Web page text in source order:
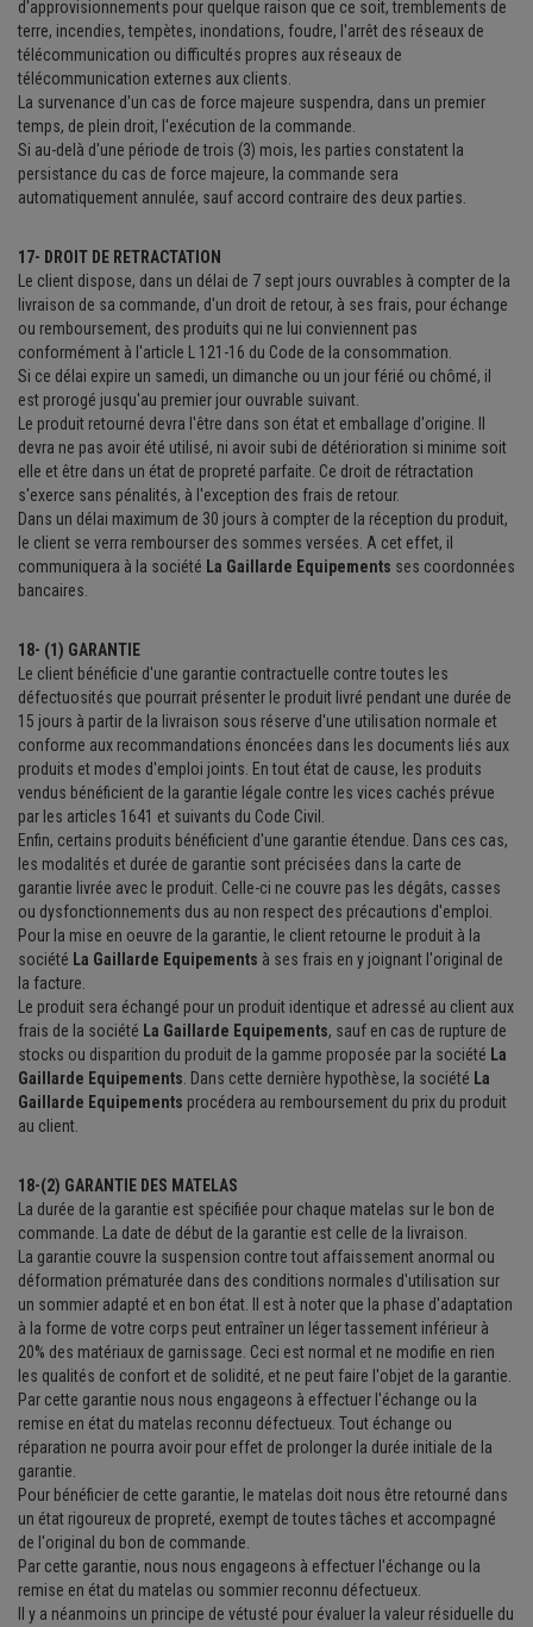
d'approvisionnements pour quelque raison que ce soit, tremblements de
terre, incendies, tempètes, inondations, foudre, l'arrêt des réseaux de
télécommunication ou difficultés propres aux réseaux de
télécommunication externes aux clients.
La survenance d'un cas de force majeure suspendra, dans un premier
temps, de plein droit, l'exécution de la commande.
Si au-delà d'une période de trois (3) mois, les parties constatent la
persistance du cas de force majeure, la commande sera
automatiquement annulée, sauf accord contraire des deux parties.
17- DROIT DE RETRACTATION
Le client dispose, dans un délai de 7 sept jours ouvrables à compter de la
livraison de sa commande, d'un droit de retour, à ses frais, pour échange
ou remboursement, des produits qui ne lui conviennent pas
conformément à l'article L 121-16 du Code de la consommation.
Si ce délai expire un samedi, un dimanche ou un jour férié ou chômé, il
est prorogé jusqu'au premier jour ouvrable suivant.
Le produit retourné devra l'être dans son état et emballage d'origine. Il
devra ne pas avoir été utilisé, ni avoir subi de détérioration si minime soit
elle et être dans un état de propreté parfaite. Ce droit de rétractation
s'exerce sans pénalités, à l'exception des frais de retour.
Dans un délai maximum de 30 jours à compter de la réception du produit,
le client se verra rembourser des sommes versées. A cet effet, il
communiquera à la société La Gaillarde Equipements ses coordonnées
bancaires.
18- (1) GARANTIE
Le client bénéficie d'une garantie contractuelle contre toutes les
défectuosités que pourrait présenter le produit livré pendant une durée de
15 jours à partir de la livraison sous réserve d'une utilisation normale et
conforme aux recommandations énoncées dans les documents liés aux
produits et modes d'emploi joints. En tout état de cause, les produits
vendus bénéficient de la garantie légale contre les vices cachés prévue
par les articles 1641 et suivants du Code Civil.
Enfin, certains produits bénéficient d'une garantie étendue. Dans ces cas,
les modalités et durée de garantie sont précisées dans la carte de
garantie livrée avec le produit. Celle-ci ne couvre pas les dégâts, casses
ou dysfonctionnements dus au non respect des précautions d'emploi.
Pour la mise en oeuvre de la garantie, le client retourne le produit à la
société La Gaillarde Equipements à ses frais en y joignant l'original de
la facture.
Le produit sera échangé pour un produit identique et adressé au client aux
frais de la société La Gaillarde Equipements, sauf en cas de rupture de
stocks ou disparition du produit de la gamme proposée par la société La
Gaillarde Equipements . Dans cette dernière hypothèse, la société La
Gaillarde Equipements procédera au remboursement du prix du produit
au client.
18-(2) GARANTIE DES MATELAS
La durée de la garantie est spécifiée pour chaque matelas sur le bon de
commande. La date de début de la garantie est celle de la livraison.
La garantie couvre la suspension contre tout affaissement anormal ou
déformation prématurée dans des conditions normales d'utilisation sur
un sommier adapté et en bon état. Il est à noter que la phase d'adaptation
à la forme de votre corps peut entraîner un léger tassement inférieur à
20% des matériaux de garnissage. Ceci est normal et ne modifie en rien
les qualités de confort et de solidité, et ne peut faire l'objet de la garantie.
Par cette garantie nous nous engageons à effectuer l'échange ou la
remise en état du matelas reconnu défectueux. Tout échange ou
réparation ne pourra avoir pour effet de prolonger la durée initiale de la
garantie.
Pour bénéficier de cette garantie, le matelas doit nous être retourné dans
un état rigoureux de propreté, exempt de toutes tâches et accompagné
de l'original du bon de commande.
Par cette garantie, nous nous engageons à effectuer l'échange ou la
remise en état du matelas ou sommier reconnu défectueux.
Il y a néanmoins un principe de vétusté pour évaluer la valeur résiduelle du